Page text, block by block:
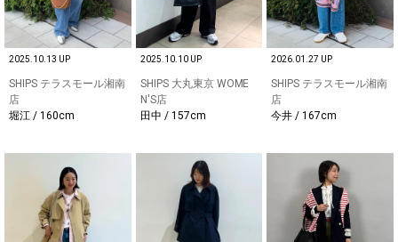
2025.10.13 UP
SHIPS テラスモール湘南
店
堀江 / 160cm
2025.10.10 UP
SHIPS 大丸東京 WOME
N'S店
田中 / 157cm
2026.01.27 UP
SHIPS テラスモール湘南
店
今井 / 167cm